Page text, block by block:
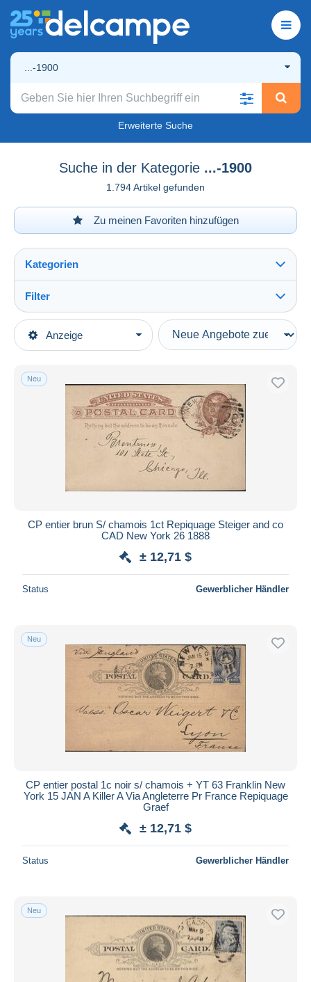
...-1900
Erweiterte Suche
Suche in der Kategorie ...-1900
1.794 Artikel gefunden
Zu meinen Favoriten hinzufügen
Anzeige
Kategorien
Hauptkategorien
Amerika
Vereinigte Staaten
Ganzsachen
Gebrauchte Karten
Filter
Art der Verkäufe
Laufende Angebote
Auktionen mit Geboten
Auktionen ohne Gebote
Auktionshäuser
Alle Laufzeiten
Preis
Kostenloser Versand
Zahlungsmethoden
PayPal
Banküberweisung
Mastercard
Maestro
Wohnsitz des Verkäufers
Weltweit
Übernehmen
Neu
CP entier brun S/ chamois 1ct Repiquage Steiger and co
CAD New York 26 1888
± 12,71 $
Status Gewerblicher Händler
Neu
CP entier postal 1c noir s/ chamois + YT 63 Franklin New
York 15 JAN A Killer A Via Angleterre Pr France Repiquage
Graef
± 12,71 $
Status Gewerblicher Händler
Neu